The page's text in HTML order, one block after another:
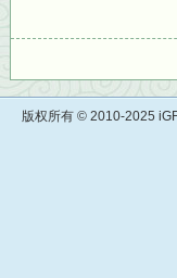
版权所有 © 2010-2025